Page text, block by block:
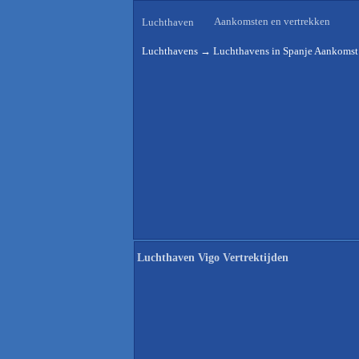
Luchthaven Aankomsten en vertrekken
Luchthavens → Luchthavens in Spanje
Luchthaven Vigo Vertrektijden